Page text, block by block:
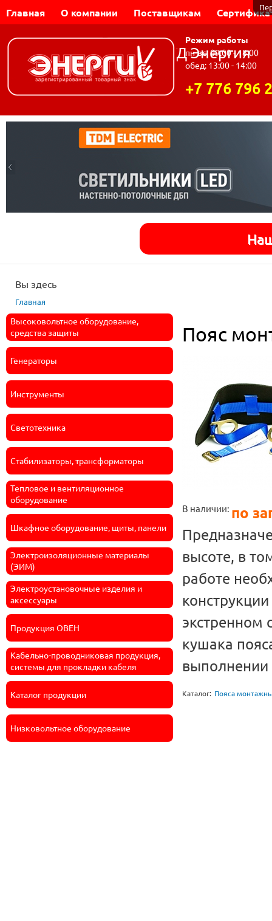
Главная О компании Поставщикам
Режим работы
пн-вс: 09:00 - 18:00
обед: 13:00 - 14:00
+7 776 796
Динар-Электромаш | ТД Энергия
Вы здесь
Главная
Высоковольтное оборудование,
средства защиты
Генераторы
Инструменты
Светотехника
Стабилизаторы, трансформаторы
Тепловое и вентиляционное
оборудование
Шкафное оборудование, щиты, панели
Электроизоляционные материалы
(ЭИМ)
Электроустановочные изделия и
аксессуары
Продукция ОВЕН
Кабельно-проводниковая продукция,
системы для прокладки кабеля
Каталог продукции
Низковольтное оборудование
Пояс
В наличии: по
высоте, в
работе
экстренном
кушака
выполнении
Каталог: Пояса